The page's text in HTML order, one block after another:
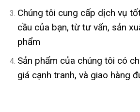
Chúng tôi cung cấp dịch vụ
cầu của bạn, từ tư vấn, sản
phẩm
Sản phẩm của chúng tôi có
giá cạnh tranh, và giao hàng